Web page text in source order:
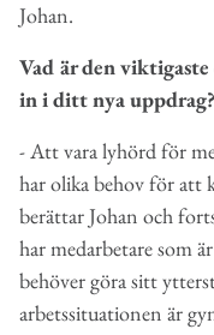
Johan.
Vad är den
in i ditt nya uppdrag?
- Att vara lyhörd för
har olika behov för att
berättar Johan och
har medarbetare som
behöver göra sitt
arbetssituationen är